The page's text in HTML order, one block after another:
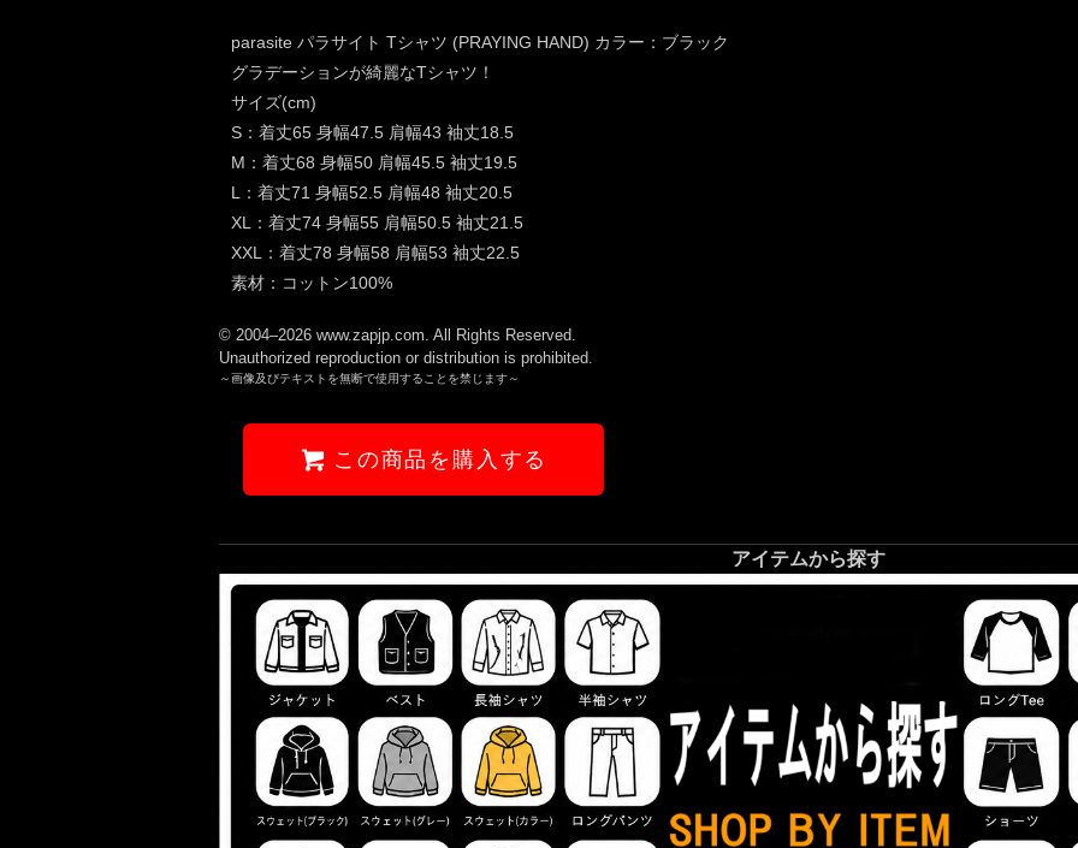
parasite パラサイト Tシャツ (PRAYING HAND) カラー：ブラック
グラデーションが綺麗なTシャツ！
サイズ(cm)
S：着丈65 身幅47.5 肩幅43 袖丈18.5
M：着丈68 身幅50 肩幅45.5 袖丈19.5
L：着丈71 身幅52.5 肩幅48 袖丈20.5
XL：着丈74 身幅55 肩幅50.5 袖丈21.5
XXL：着丈78 身幅58 肩幅53 袖丈22.5
素材：コットン100%
© 2004–2026 www.zapjp.com. All Rights Reserved.
Unauthorized reproduction or distribution is prohibited.
～画像及びテキストを無断で使用することを禁じます～
この商品を購入する
アイテムから探す